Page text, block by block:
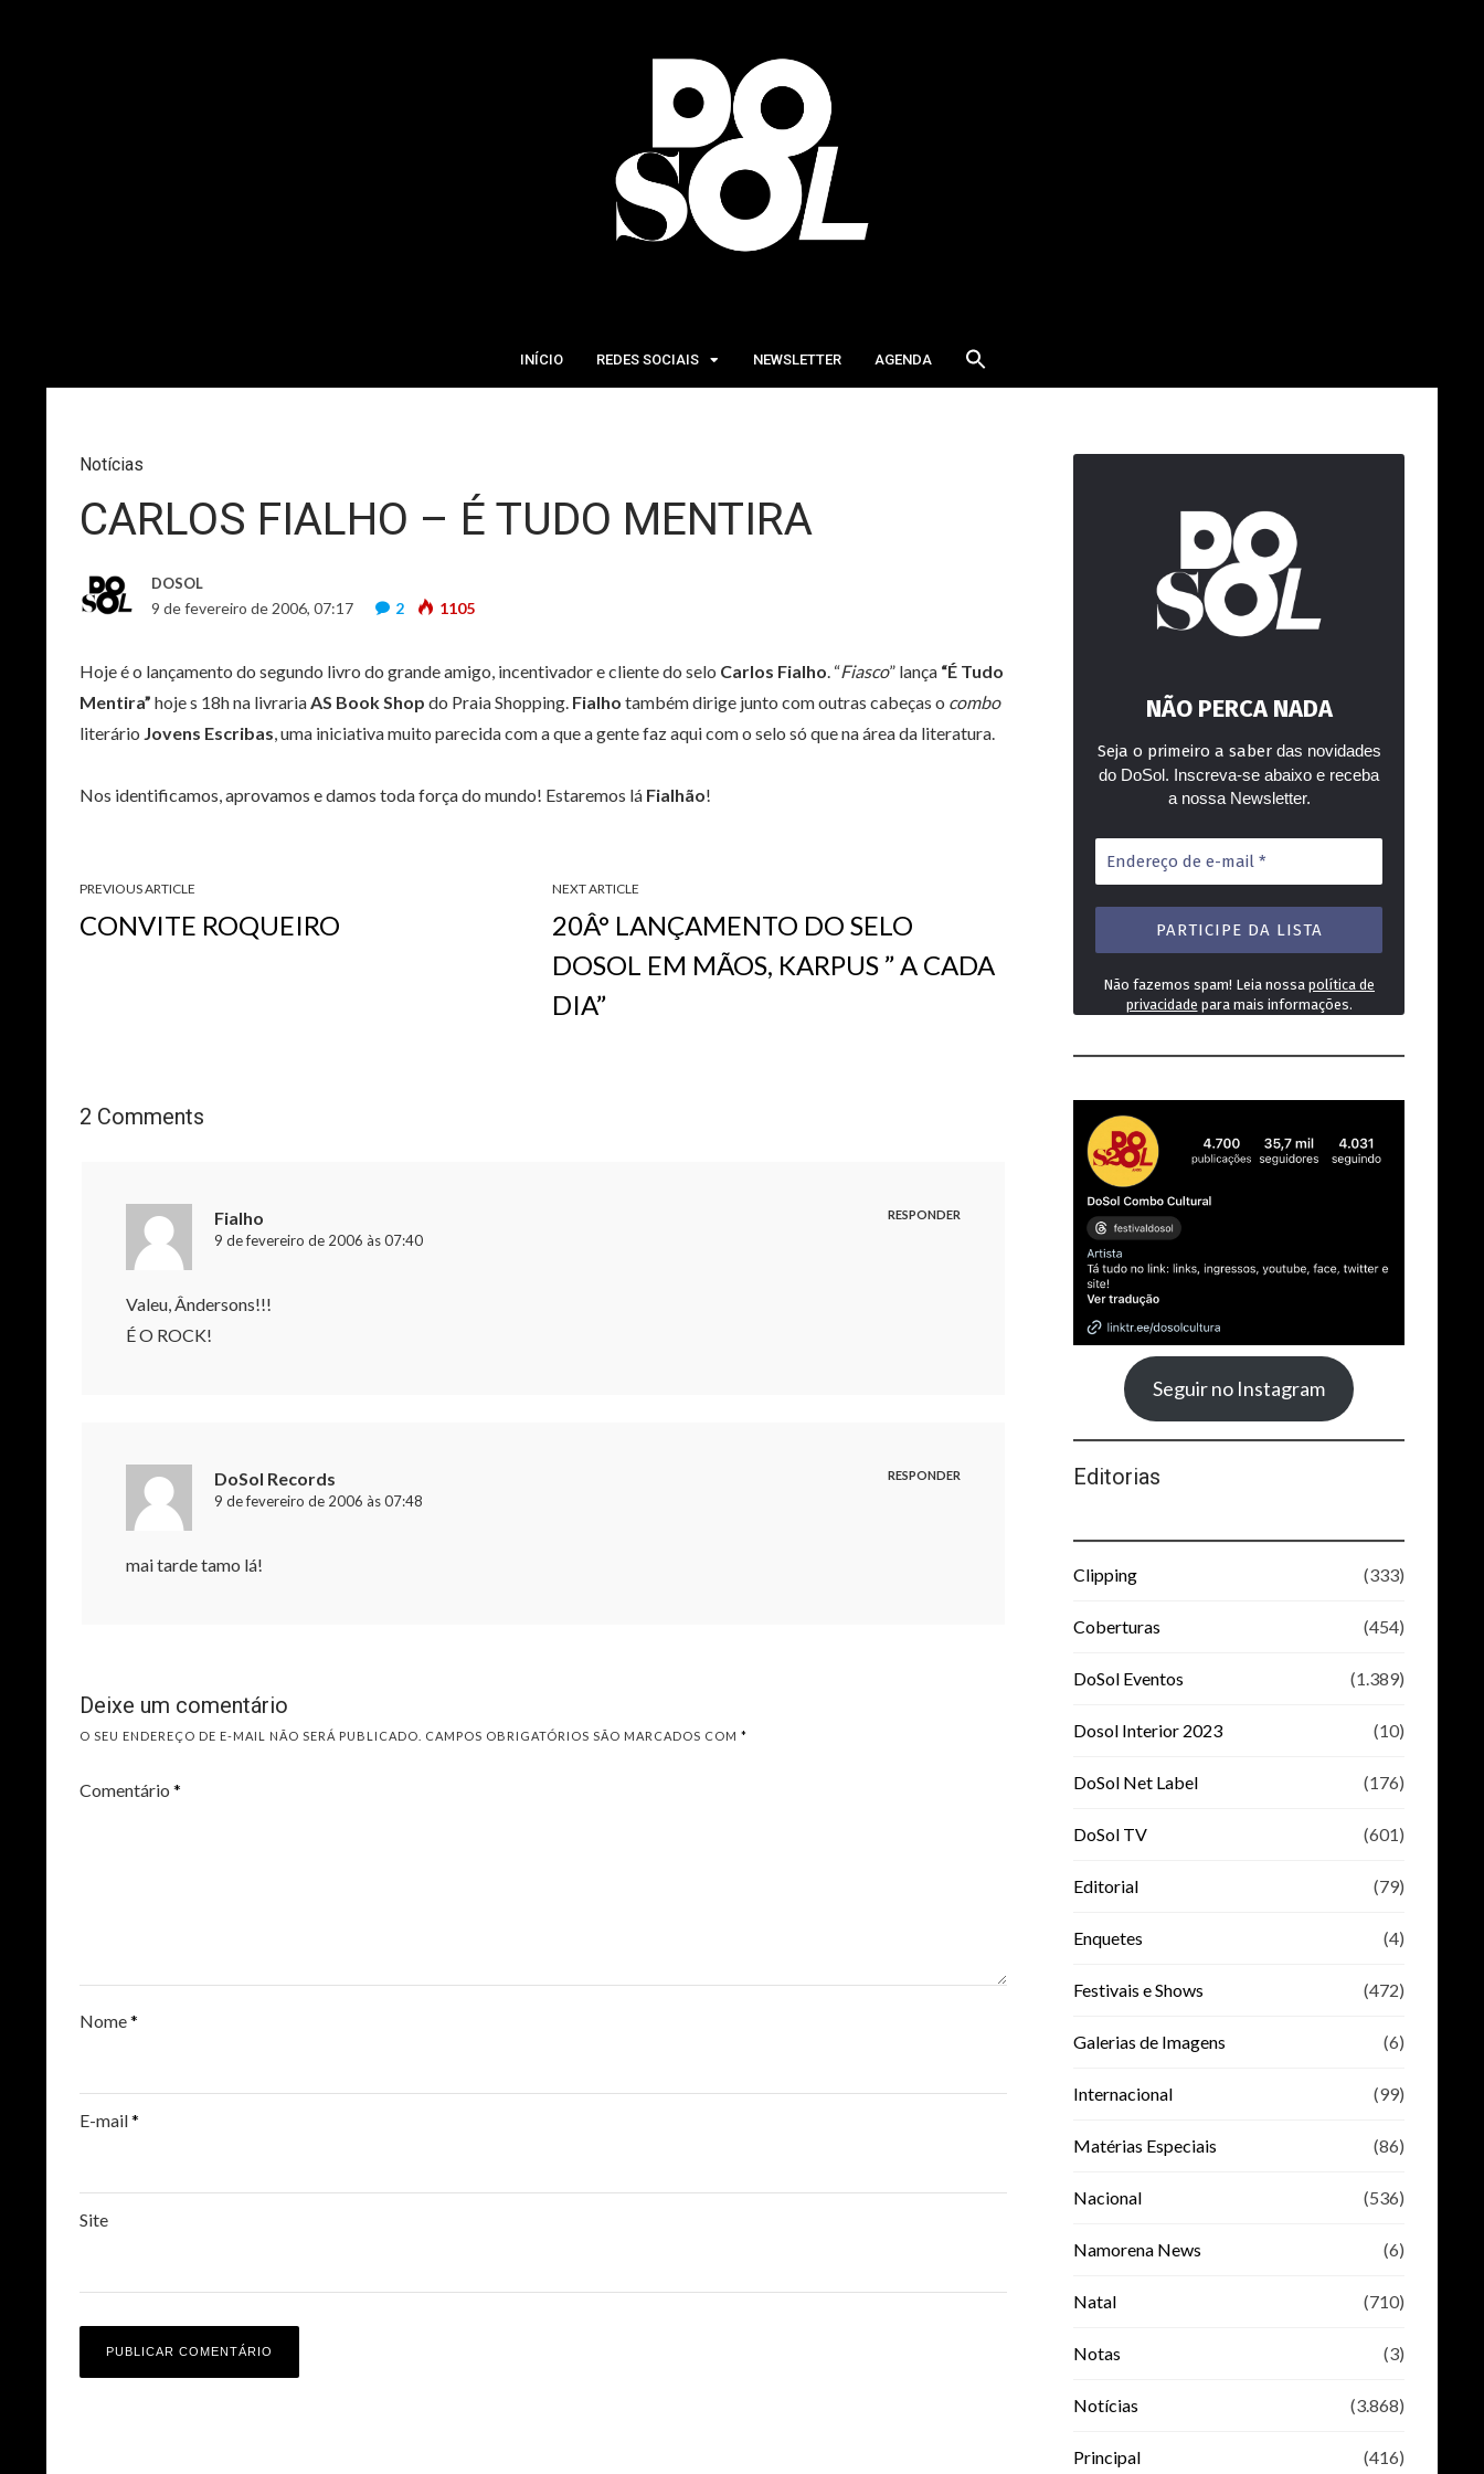
INÍCIO REDES SOCIAIS NEWSLETTER AGENDA
Notícias
CARLOS FIALHO – É TUDO MENTIRA
DOSOL
9 de fevereiro de 2006, 07:17 2 1105
Hoje é o lançamento do segundo livro do grande amigo, incentivador e cliente do selo Carlos Fialho. “Fiasco” lança “É Tudo
Mentira” hoje s 18h na livrariaAS Book Shop do Praia Shopping. Fialho também dirige junto com outras cabeças o combo
literário Jovens Escribas, uma iniciativa muito parecida com a que a gente faz aqui com o selo só que na área da literatura.
Nos identificamos, aprovamos e damos toda força do mundo! Estaremos lá Fialhão!
PREVIOUS ARTICLE
CONVITE ROQUEIRO
NEXT ARTICLE
20Â° LANÇAMENTO DO SELO
DOSOL EM MÃOS, KARPUS ” A CADA
DIA”
2 Comments
Fialho
9 de fevereiro de 2006 às 07:40
Valeu, Ândersons!!!
É O ROCK!
RESPONDER
DoSol Records
9 de fevereiro de 2006 às 07:48
mai tarde tamo lá!
RESPONDER
Deixe um comentário
O SEU ENDEREÇO DE E-MAIL NÃO SERÁ PUBLICADO. CAMPOS OBRIGATÓRIOS SÃO MARCADOS COM *
Comentário *
Nome*
E-mail*
Site
NÃO PERCA NADA
Seja o primeiro a saberdas novidades
do DoSol. Inscreva-se abaixo e receba
a nossa Newsletter.
Endereço
de
e-
mail
Não fazemos spam! Leia nossa política de
privacidade para mais informações.
Seguir no Instagram
Editorias
Clipping (333)
Coberturas (454)
DoSol Eventos (1.389)
Dosol Interior 2023 (10)
DoSol Net Label (176)
DoSol TV (601)
Editorial (79)
Enquetes (4)
Festivais e Shows (472)
Galerias de Imagens (6)
Internacional (99)
Matérias Especiais (86)
Nacional (536)
Namorena News (6)
Natal (710)
Notas (3)
Notícias (3.868)
Principal (416)